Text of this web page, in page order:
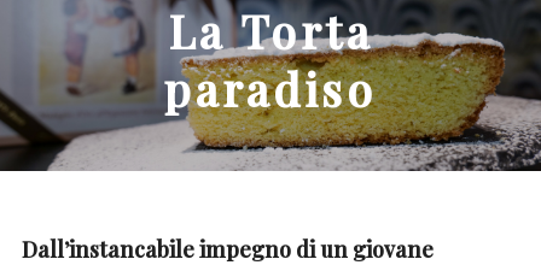
La Torta
paradiso
Dall’instancabile impegno di un giovane